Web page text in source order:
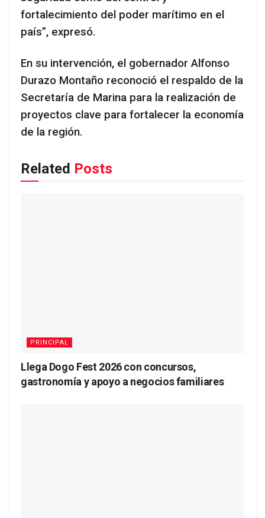
fortalecimiento del poder marítimo en el
país”, expresó.
En su intervención, el gobernador Alfonso
Durazo Montaño reconoció el respaldo de la
Secretaría de Marina para la realización de
proyectos clave para fortalecer la economía
de la región.
Related Posts
PRINCIPAL
Llega Dogo Fest 2026 con concursos,
gastronomía y apoyo a negocios familiares